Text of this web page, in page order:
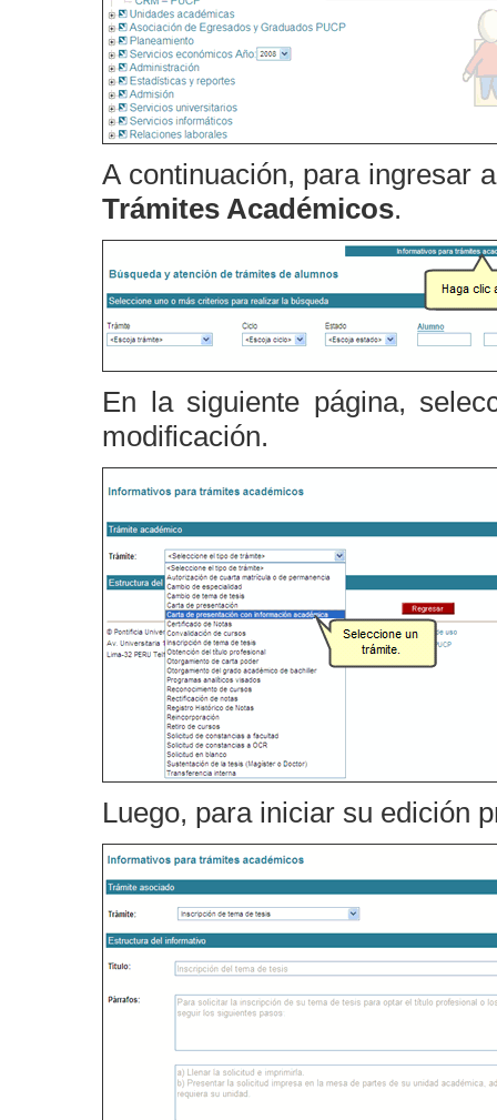
A continuación, para ingresar
Trámites Académicos.
En la siguiente página,
modificación.
Luego, para iniciar su edición